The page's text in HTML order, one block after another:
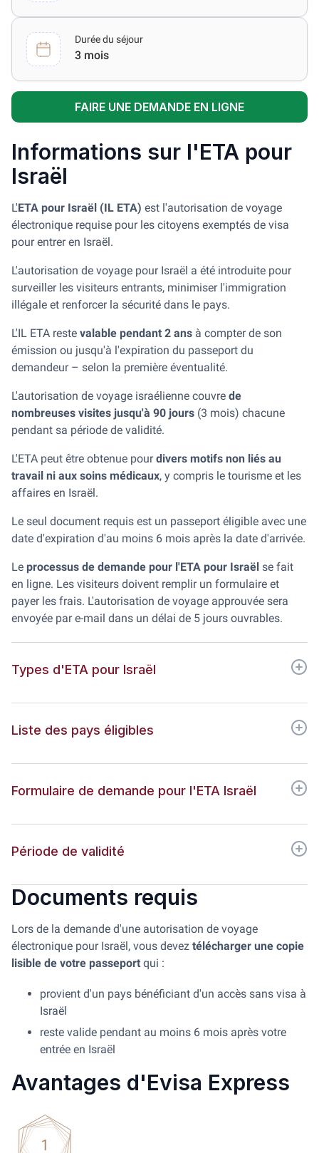
Durée du séjour
3 mois
FAIRE UNE DEMANDE EN LIGNE
Informations sur l'ETA pour
Israël
L'ETA pour Israël (IL ETA) est l'autorisation de voyage
électronique requise pour les citoyens exemptés de visa
pour entrer en Israël.
L'autorisation de voyage pour Israël a été introduite pour
surveiller les visiteurs entrants, minimiser l'immigration
illégale et renforcer la sécurité dans le pays.
L'IL ETA reste valable pendant 2 ans à compter de son
émission ou jusqu'à l'expiration du passeport du
demandeur – selon la première éventualité.
L'autorisation de voyage israélienne couvre de
nombreuses visites jusqu'à 90 jours (3 mois) chacune
pendant sa période de validité.
L'ETA peut être obtenue pourdivers motifs non liés au
travail ni aux soins médicaux, y compris le tourisme et les
affaires en Israël.
Le seul document requis est un passeport éligible avec une
date d'expiration d'au moins 6 mois après la date d'arrivée.
Le processus de demande pour l'ETA pour Israël se fait
en ligne. Les visiteurs doivent remplir un formulaire et
payer les frais. L'autorisation de voyage approuvée sera
envoyée par e-mail dans un délai de 5 jours ouvrables.
Types d'ETA pour Israël
Liste des pays éligibles
Formulaire de demande pour l'ETA Israël
Période de validité
Documents requis
Lors de la demande d'une autorisation de voyage
électronique pour Israël, vous devez télécharger une copie
lisible de votre passeport qui :
provient d'un pays bénéficiant d'un accès sans visa à
Israël
reste valide pendant au moins 6 mois après votre
entrée en Israël
Avantages d'Evisa Express